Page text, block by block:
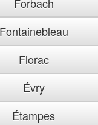
Fontainebleau
Florac
Évry
Étampes